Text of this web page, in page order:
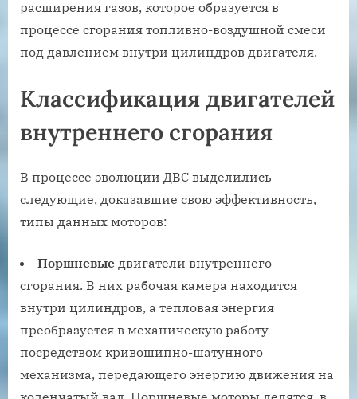
расширения газов, которое образуется в
процессе сгорания топливно-воздушной смеси
под давлением внутри цилиндров двигателя.
Классификация двигателей
внутреннего сгорания
В процессе эволюции ДВС выделились
следующие, доказавшие свою эффективность,
типы данных моторов:
Поршневые двигатели внутреннего
сгорания. В них рабочая камера находится
внутри цилиндров, а тепловая энергия
преобразуется в механическую работу
посредством кривошипно-шатунного
механизма, передающего энергию движения на